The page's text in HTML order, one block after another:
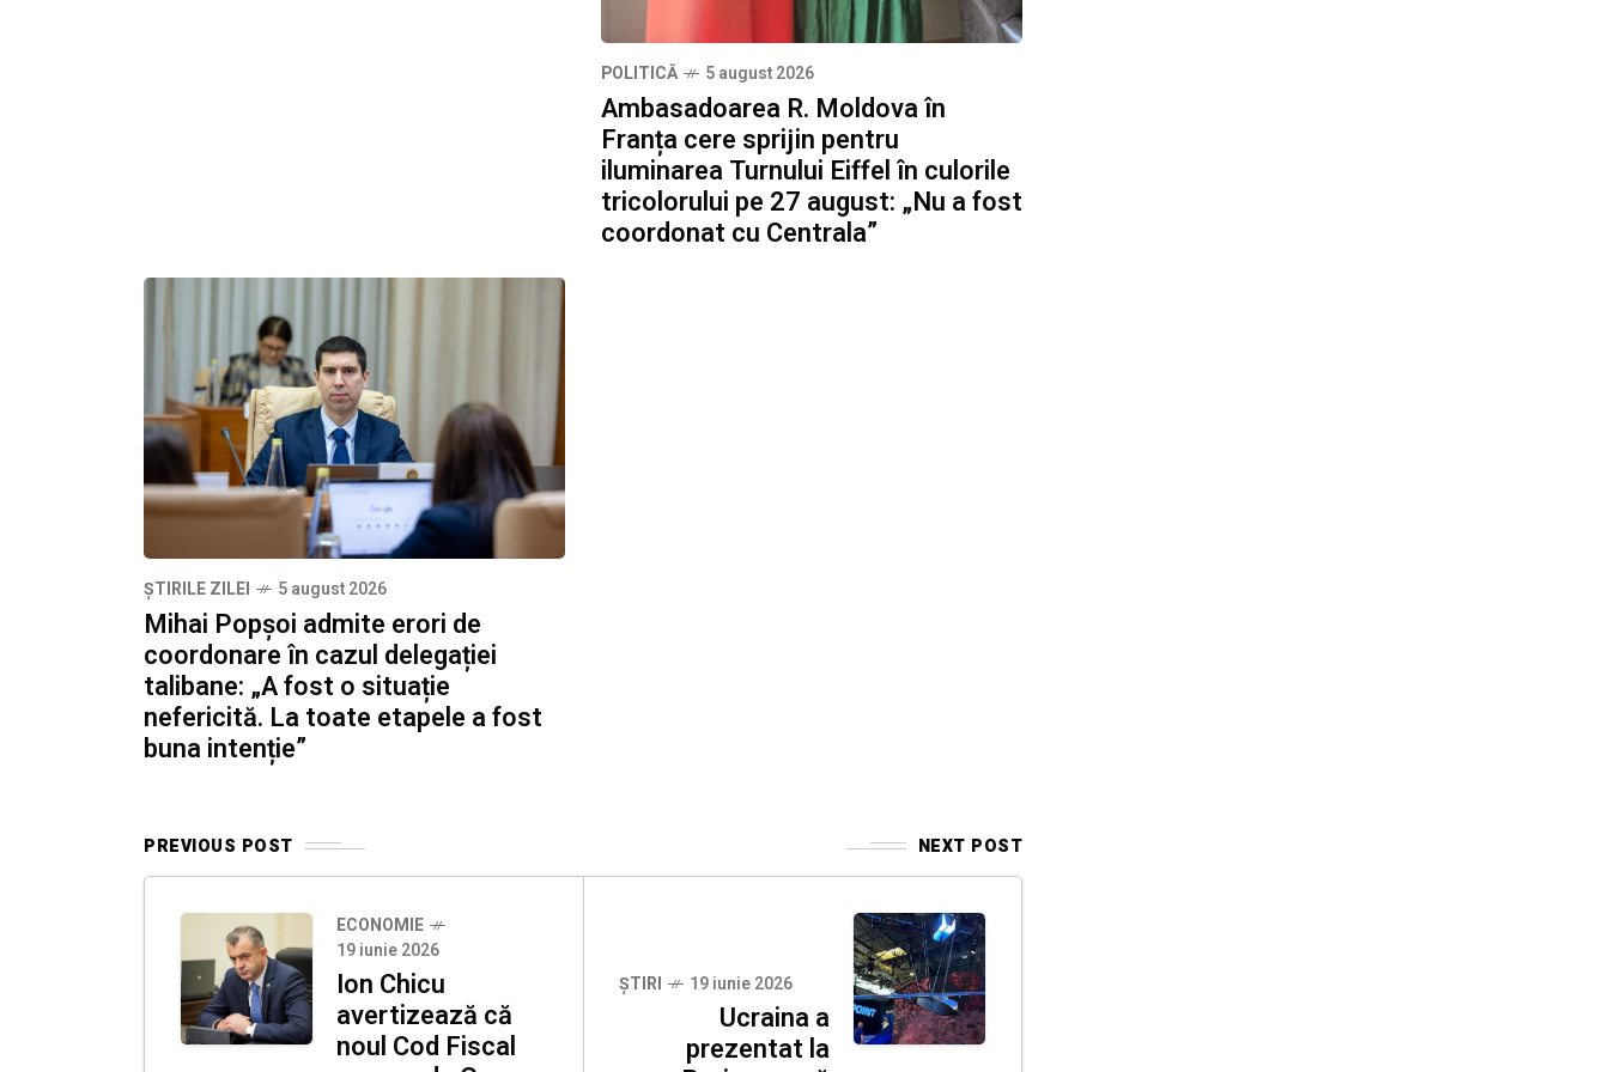
POLITICĂ 5 august 2026
Ambasadoarea R. Moldova în
Franța cere sprijin pentru
iluminarea Turnului Eiffel în culorile
tricolorului pe 27 august: „Nu a fost
coordonat cu Centrala”
ȘTIRILE ZILEI 5 august 2026
Mihai Popșoi admite erori de
coordonare în cazul delegației
talibane: „A fost o situație
nefericită. La toate etapele a fost
buna intenție”
PREVIOUS POST NEXT POST
ECONOMIE
19 iunie 2026
Ion Chicu
avertizează că
noul Cod Fiscal
ȘTIRI 19 iunie 2026
Ucraina a
prezentat la